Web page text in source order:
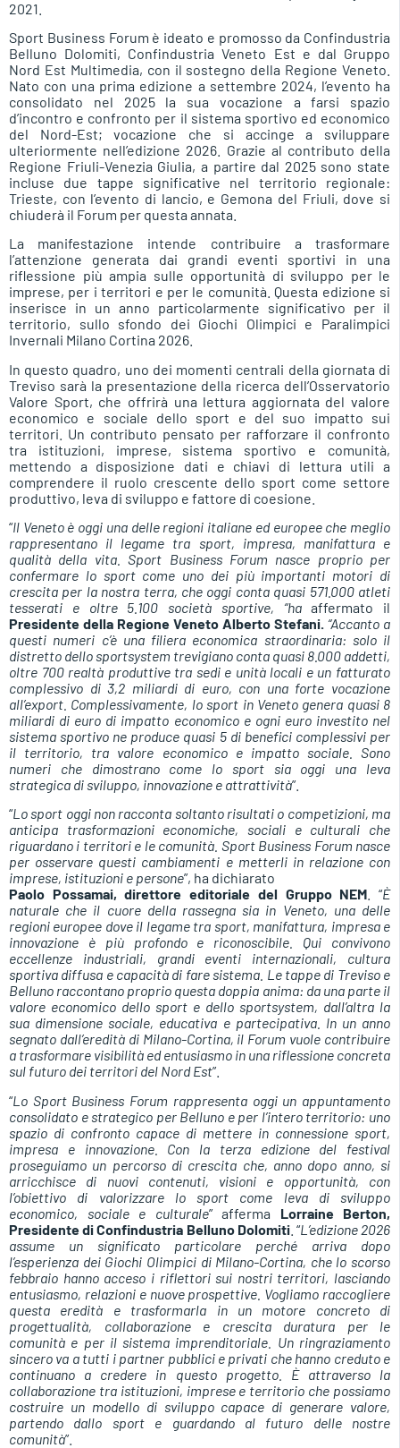
2021.
Sport Business Forum è ideato e promosso da Confindustria
Belluno Dolomiti, Confindustria Veneto Est e dal Gruppo
Nord Est Multimedia, con il sostegno della Regione Veneto.
Nato con una prima edizione a settembre 2024, l’evento ha
consolidato nel 2025 la sua vocazione a farsi spazio
d’incontro e confronto per il sistema sportivo ed economico
del Nord-Est; vocazione che si accinge a sviluppare
ulteriormente nell’edizione 2026. Grazie al contributo della
Regione Friuli-Venezia Giulia, a partire dal 2025 sono state
incluse due tappe significative nel territorio regionale:
Trieste, con l’evento di lancio, e Gemona del Friuli, dove si
chiuderà il Forum per questa annata.
La manifestazione intende contribuire a trasformare
l’attenzione generata dai grandi eventi sportivi in una
riflessione più ampia sulle opportunità di sviluppo per le
imprese, per i territori e per le comunità. Questa edizione si
inserisce in un anno particolarmente significativo per il
territorio, sullo sfondo dei Giochi Olimpici e Paralimpici
Invernali Milano Cortina 2026.
In questo quadro, uno dei momenti centrali della giornata di
Treviso sarà la presentazione della ricerca dell’Osservatorio
Valore Sport, che offrirà una lettura aggiornata del valore
economico e sociale dello sport e del suo impatto sui
territori. Un contributo pensato per rafforzare il confronto
tra istituzioni, imprese, sistema sportivo e comunità,
mettendo a disposizione dati e chiavi di lettura utili a
comprendere il ruolo crescente dello sport come settore
produttivo, leva di sviluppo e fattore di coesione.
“Il Veneto è oggi una delle regioni italiane ed europee che meglio
rappresentano il legame tra sport, impresa, manifattura e
qualità della vita. Sport Business Forum nasce proprio per
confermare lo sport come uno dei più importanti motori di
crescita per la nostra terra, che oggi conta quasi 571.000 atleti
tesserati e oltre 5.100 società sportive, “haaffermato il
Presidente della Regione Veneto Alberto Stefani. “Accanto a
questi numeri c’è una filiera economica straordinaria: solo il
distretto dello sportsystem trevigiano conta quasi 8.000 addetti,
oltre 700 realtà produttive tra sedi e unità locali e un fatturato
complessivo di 3,2 miliardi di euro, con una forte vocazione
all’export. Complessivamente, lo sport in Veneto genera quasi 8
miliardi di euro di impatto economico e ogni euro investito nel
sistema sportivo ne produce quasi 5 di benefici complessivi per
il territorio, tra valore economico e impatto sociale. Sono
numeri che dimostrano come lo sport sia oggi una leva
strategica di sviluppo, innovazione e attrattività”.
“Lo sport oggi non racconta soltanto risultati o competizioni, ma
anticipa trasformazioni economiche, sociali e culturali che
riguardano i territori e le comunità. Sport Business Forum nasce
per osservare questi cambiamenti e metterli in relazione con
imprese, istituzioni e persone”, ha dichiarato
Paolo Possamai, direttore editoriale del Gruppo NEM . “È
naturale che il cuore della rassegna sia in Veneto, una delle
regioni europee dove il legame tra sport, manifattura, impresa e
innovazione è più profondo e riconoscibile. Qui convivono
eccellenze industriali, grandi eventi internazionali, cultura
sportiva diffusa e capacità di fare sistema. Le tappe di Treviso e
Belluno raccontano proprio questa doppia anima: da una parte il
valore economico dello sport e dello sportsystem, dall’altra la
sua dimensione sociale, educativa e partecipativa. In un anno
segnato dall’eredità di Milano-Cortina, il Forum vuole contribuire
a trasformare visibilità ed entusiasmo in una riflessione concreta
sul futuro dei territori del Nord Est”.
“Lo Sport Business Forum rappresenta oggi un appuntamento
consolidato e strategico per Belluno e per l’intero territorio: uno
spazio di confronto capace di mettere in connessione sport,
impresa e innovazione. Con la terza edizione del festival
proseguiamo un percorso di crescita che, anno dopo anno, si
arricchisce di nuovi contenuti, visioni e opportunità, con
l’obiettivo di valorizzare lo sport come leva di sviluppo
economico, sociale e culturale” afferma Lorraine Berton,
Presidente di Confindustria Belluno Dolomiti. “L’edizione 2026
assume un significato particolare perché arriva dopo
l’esperienza dei Giochi Olimpici di Milano-Cortina, che lo scorso
febbraio hanno acceso i riflettori sui nostri territori, lasciando
entusiasmo, relazioni e nuove prospettive. Vogliamo raccogliere
questa eredità e trasformarla in un motore concreto di
progettualità, collaborazione e crescita duratura per le
comunità e per il sistema imprenditoriale. Un ringraziamento
sincero va a tutti i partner pubblici e privati che hanno creduto e
continuano a credere in questo progetto. È attraverso la
collaborazione tra istituzioni, imprese e territorio che possiamo
costruire un modello di sviluppo capace di generare valore,
partendo dallo sport e guardando al futuro delle nostre
comunità”.